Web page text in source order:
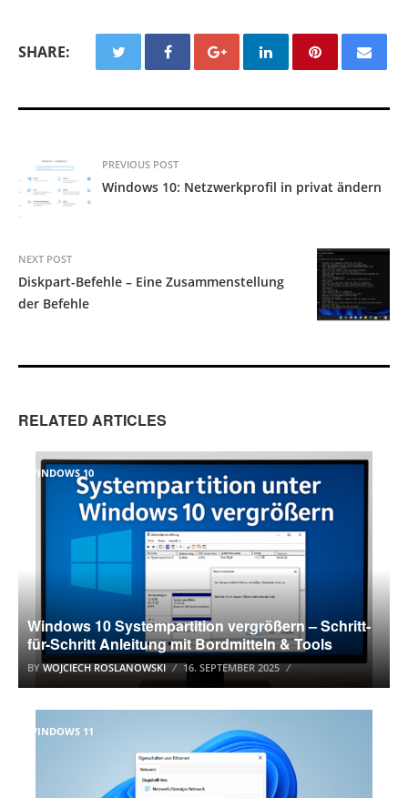
SHARE:
PREVIOUS POST
Windows 10: Netzwerkprofil in privat ändern
NEXT POST
Diskpart-Befehle – Eine Zusammenstellung
der Befehle
RELATED ARTICLES
WINDOWS 10
Windows 10 Systempartition vergrößern – Schritt-
für-Schritt Anleitung mit Bordmitteln & Tools
BYWOJCIECH ROSLANOWSKI 16. SEPTEMBER 2025
WINDOWS 11